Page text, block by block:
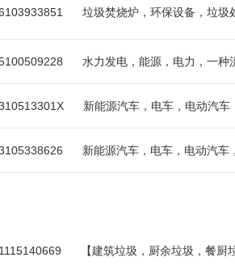
水力发电，能源，电力，一种